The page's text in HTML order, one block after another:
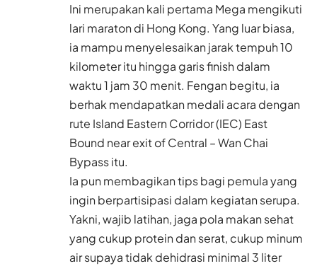
Ini merupakan kali pertama Mega mengikuti
lari maraton di Hong Kong. Yang luar biasa,
ia mampu menyelesaikan jarak tempuh 10
kilometer itu hingga garis finish dalam
waktu 1 jam 30 menit. Fengan begitu, ia
berhak mendapatkan medali acara dengan
rute Island Eastern Corridor (IEC) East
Bound near exit of Central – Wan Chai
Bypass itu.
Ia pun membagikan tips bagi pemula yang
ingin berpartisipasi dalam kegiatan serupa.
Yakni, wajib latihan, jaga pola makan sehat
yang cukup protein dan serat, cukup minum
air supaya tidak dehidrasi minimal 3 liter